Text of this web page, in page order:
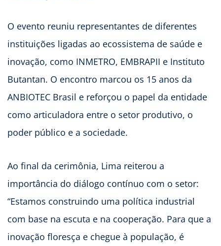
O evento reuniu representantes de diferentes
instituições ligadas ao ecossistema de saúde e
inovação, como INMETRO, EMBRAPII e Instituto
Butantan. O encontro marcou os 15 anos da
ANBIOTEC Brasil e reforçou o papel da entidade
como articuladora entre o setor produtivo, o
poder público e a sociedade.
Ao final da cerimônia, Lima reiterou a
importância do diálogo contínuo com o setor:
“Estamos construindo uma política industrial
com base na escuta e na cooperação. Para que a
inovação floresça e chegue à população, é